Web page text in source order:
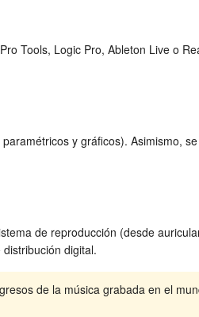
Tools, Logic Pro, Ableton Live o
y gráficos). Asimismo,
de reproducción (desde
digital.
de la música grabada en el